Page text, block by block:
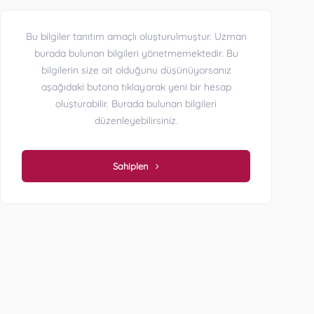
Bu bilgiler tanıtım amaçlı oluşturulmuştur. Uzman
burada bulunan bilgileri yönetmemektedir. Bu
bilgilerin size ait olduğunu düşünüyorsanız
aşağıdaki butona tıklayarak yeni bir hesap
oluşturabilir. Burada bulunan bilgileri
düzenleyebilirsiniz.
Sahiplen